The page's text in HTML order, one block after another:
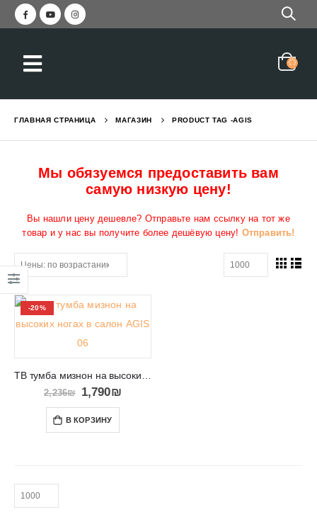
ГЛАВНАЯ СТРАНИЦА МАГАЗИН PRODUCT TAG -AGIS
Мы обязуемся предоставить вам
самую низкую цену!
Вы нашли цену дешевле? Отправьте нам ссылку на тот же
товар и у нас вы получите более дешёвую цену! Отправить!
-20%
2,236₪ 1,790₪
В КОРЗИНУ